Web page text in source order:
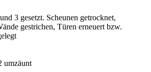
3 gesetzt. Scheunen getrocknet,
gestrichen, Türen erneuert bzw.
umzäunt